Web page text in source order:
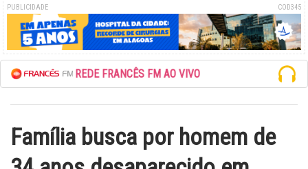
PUBLICIDADE COD345
ESCUTE A REDE FRANCÊS FM AO VIVO
Família busca por homem de